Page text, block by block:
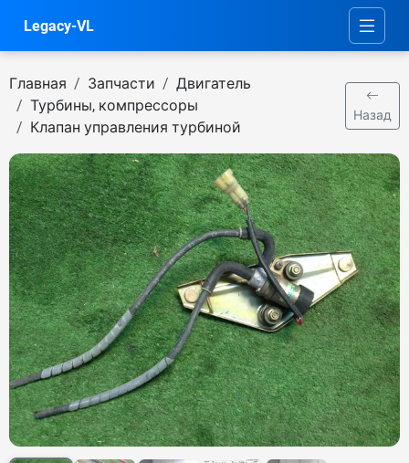
Legacy-VL
Главная Запчасти
Двигатель
Турбины, компрессоры
Клапан управления турбиной
Назад